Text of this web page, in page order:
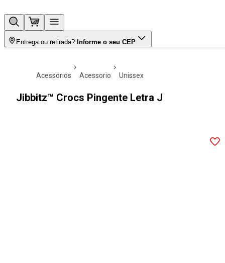
Entrega ou retirada? Informe o seu CEP
acessórios acessorio unissex
Jibbitz™ Crocs Pingente Letra J